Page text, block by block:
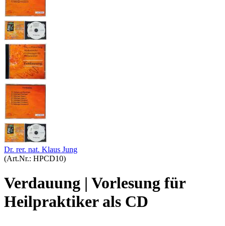
Dr. rer. nat. Klaus Jung
(Art.Nr.: HPCD10)
Verdauung | Vorlesung für
Heilpraktiker als CD